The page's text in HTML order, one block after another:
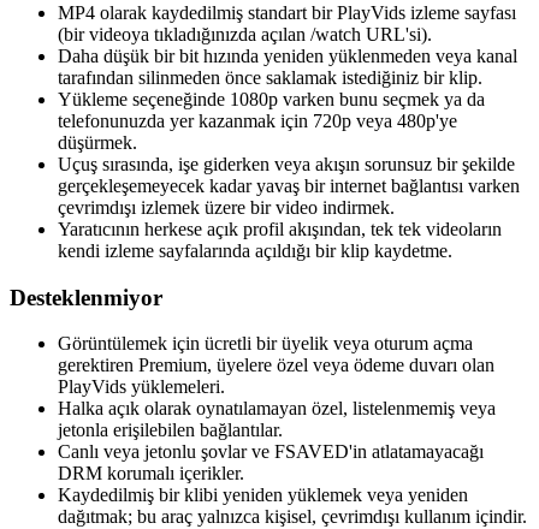
MP4 olarak kaydedilmiş standart bir PlayVids izleme sayfası
(bir videoya tıkladığınızda açılan /watch URL'si).
Daha düşük bir bit hızında yeniden yüklenmeden veya kanal
tarafından silinmeden önce saklamak istediğiniz bir klip.
Yükleme seçeneğinde 1080p varken bunu seçmek ya da
telefonunuzda yer kazanmak için 720p veya 480p'ye
düşürmek.
Uçuş sırasında, işe giderken veya akışın sorunsuz bir şekilde
gerçekleşemeyecek kadar yavaş bir internet bağlantısı varken
çevrimdışı izlemek üzere bir video indirmek.
Yaratıcının herkese açık profil akışından, tek tek videoların
kendi izleme sayfalarında açıldığı bir klip kaydetme.
Desteklenmiyor
Görüntülemek için ücretli bir üyelik veya oturum açma
gerektiren Premium, üyelere özel veya ödeme duvarı olan
PlayVids yüklemeleri.
Halka açık olarak oynatılamayan özel, listelenmemiş veya
jetonla erişilebilen bağlantılar.
Canlı veya jetonlu şovlar ve FSAVED'in atlatamayacağı
DRM korumalı içerikler.
Kaydedilmiş bir klibi yeniden yüklemek veya yeniden
dağıtmak; bu araç yalnızca kişisel, çevrimdışı kullanım içindir.